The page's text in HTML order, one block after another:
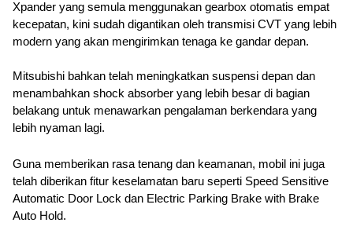
Xpander yang semula menggunakan gearbox otomatis empat
kecepatan, kini sudah digantikan oleh transmisi CVT yang lebih
modern yang akan mengirimkan tenaga ke gandar depan.
Mitsubishi bahkan telah meningkatkan suspensi depan dan
menambahkan shock absorber yang lebih besar di bagian
belakang untuk menawarkan pengalaman berkendara yang
lebih nyaman lagi.
Guna memberikan rasa tenang dan keamanan, mobil ini juga
telah diberikan fitur keselamatan baru seperti Speed Sensitive
Automatic Door Lock dan Electric Parking Brake with Brake
Auto Hold.